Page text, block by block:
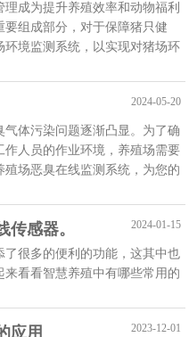
成为提升养殖效率和动物福利
组成部分，对于保障猪只健
境监测系统，以实现对猪场环
2024-05-20
体污染问题逐渐凸显。为了确
人员的作业环境，养殖场需要
场恶臭在线监测系统，为您的
2024-01-15
传感器。
很多的便利的功能，这其中也
看看智慧养殖中有哪些常用的
2023-12-01
应用